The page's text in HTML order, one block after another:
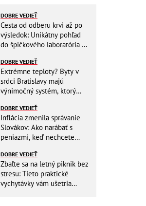
DOBRE VEDIEŤ
Cesta od odberu krvi až po
výsledok: Unikátny pohľad
do špičkového laboratória na
DOBRE VEDIEŤ
Extrémne teploty? Byty v
srdci Bratislavy majú
výnimočný systém, ktorý
DOBRE VEDIEŤ
Inflácia zmenila správanie
Slovákov: Ako narábať s
peniazmi, keď nechcete
DOBRE VEDIEŤ
Zbaľte sa na letný piknik bez
stresu: Tieto praktické
vychytávky vám ušetria